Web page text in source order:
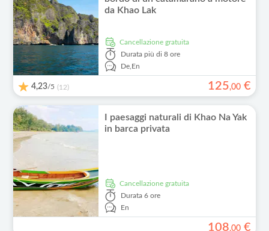
da Khao Lak
Cancellazione gratuita
Durata più di 8 ore
De,En
4,23/5 (12) 125,00 €
I paesaggi naturali di Khao Na Yak
in barca privata
Cancellazione gratuita
Durata 6 ore
En
108,00 €